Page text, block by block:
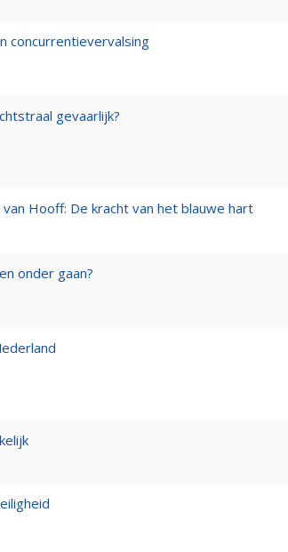
concurrentievervalsing
gevaarlijk?
Hooff: De kracht van het blauwe hart
onder gaan?